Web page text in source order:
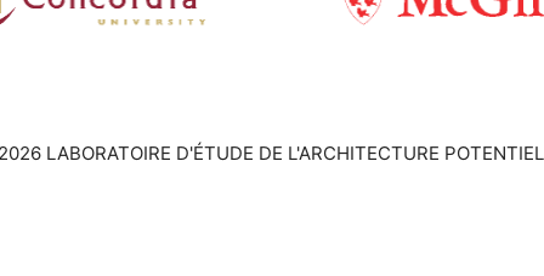
LABORATOIRE D'ÉTUDE DE L'ARCHITECTURE